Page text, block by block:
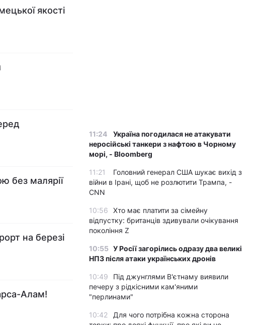
якості
без малярії
на березі
Алам!
11:24
Україна погодилася не атакувати
неросійські танкери з нафтою в Чорному
морі, - Bloomberg
11:21
Головний генерал США шукає вихід з
війни в Ірані, щоб не розлютити Трампа, -
CNN
10:56
Хто має платити за сімейну
відпустку: британців здивували очікування
покоління Z
10:55 У Росії загорілись одразу два великі
НПЗ після атаки українських дронів
10:49
Під джунглями В'єтнаму виявили
печеру з рідкісними кам'яними
"перлинами"
10:42
Для чого потрібна кожна сторона